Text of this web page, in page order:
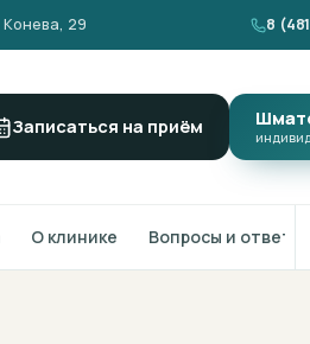
29 8
Записаться на приём
О клинике Вопросы и ответы